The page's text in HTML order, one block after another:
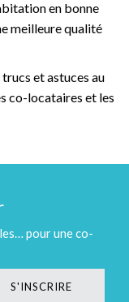
en bonne
meilleure qualité
et astuces au
co-locataires et les
pour une co-